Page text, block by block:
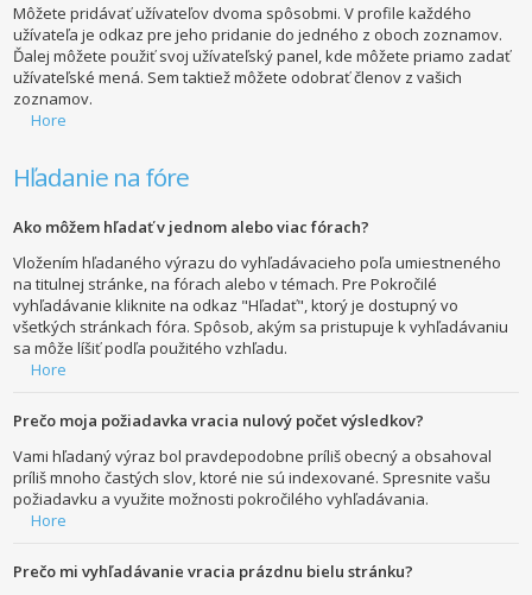
Môžete pridávať užívateľov dvoma spôsobmi. V profile každého
užívateľa je odkaz pre jeho pridanie do jedného z oboch zoznamov.
Ďalej môžete použiť svoj užívateľský panel, kde môžete priamo zadať
užívateľské mená. Sem taktiež môžete odobrať členov z vašich
zoznamov.
Hore
Hľadanie na fóre
Ako môžem hľadať v jednom alebo viac fórach?
Vložením hľadaného výrazu do vyhľadávacieho poľa umiestneného
na titulnej stránke, na fórach alebo v témach. Pre Pokročilé
vyhľadávanie kliknite na odkaz "Hľadať", ktorý je dostupný vo
všetkých stránkach fóra. Spôsob, akým sa pristupuje k vyhľadávaniu
sa môže líšiť podľa použitého vzhľadu.
Hore
Prečo moja požiadavka vracia nulový počet výsledkov?
Vami hľadaný výraz bol pravdepodobne príliš obecný a obsahoval
príliš mnoho častých slov, ktoré nie sú indexované. Spresnite vašu
požiadavku a využite možnosti pokročilého vyhľadávania.
Hore
Prečo mi vyhľadávanie vracia prázdnu bielu stránku?